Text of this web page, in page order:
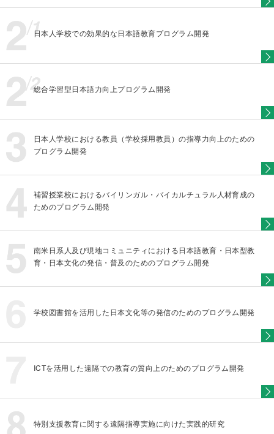
日本人学校での効果的な日本語教育プログラム開発
総合学習型日本語力向上プログラム開発
日本人学校における教員（学校採用教員）の指導力向上のための
プログラム開発
補習授業校におけるバイリンガル・バイカルチュラル人材育成の
ためのプログラム開発
南米日系人及び現地コミュニティにおける日本語教育・日本型教
育・日本文化の発信・普及のためのプログラム開発
学校図書館を活用した日本文化等の発信のためのプログラム開発
ICTを活用した遠隔での教育の質向上のためのプログラム開発
特別支援教育に関する遠隔指導実施に向けた実践的研究